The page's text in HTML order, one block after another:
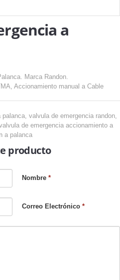
a
Marca Randon.
Accionamiento manual a Cable
valvula de emergencia randon,
de emergencia accionamiento a
a palanca
producto
Nombre *
Correo Electrónico *